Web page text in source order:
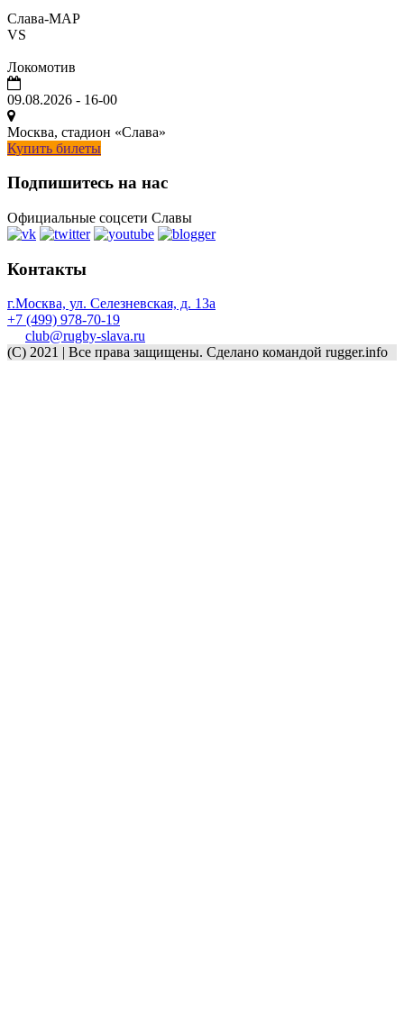
Слава-МАР
VS
Локомотив
09.08.2026 - 16-00
Москва, стадион «Слава»
Купить билеты
Подпишитесь на нас
Официальные соцсети Славы
Контакты
г.Москва, ул. Селезневская, д. 13a
+7 (499) 978-70-19
club@rugby-slava.ru
(C) 2021 | Все права защищены. Сделано командой rugger.info